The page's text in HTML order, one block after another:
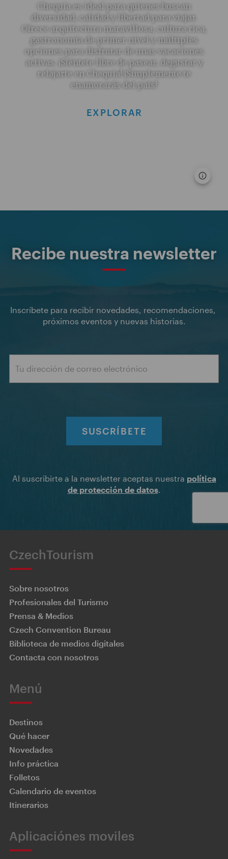
Chequia es ideal para quienes buscan
diversidad, calidad y libertad para viajar.
Ofrece arquitectura maravillosa, cultura rica,
gastronomía de primer nivel y múltiples
opciones para disfrutar de unas vacaciones
activas. ¡Siéntete libre de pasear, degustar y
relajarte en Chequia! ¡Simplemente te
enamorarás del país!
EXPLORAR
Recibe nuestra newsletter
Inscríbete para recibir novedades, recomendaciones,
próximos eventos y nuevas historias.
SUSCRÍBETE
Al suscribirte a la newsletter aceptas nuestra política
de protección de datos.
CzechTourism
Sobre nosotros
Profesionales del Turismo
Prensa & Medios
Czech Convention Bureau
Biblioteca de medios digitales
Contacta con nosotros
Menú
Destinos
Qué hacer
Novedades
Info práctica
Folletos
Calendario de eventos
Itinerarios
Aplicaciónes moviles